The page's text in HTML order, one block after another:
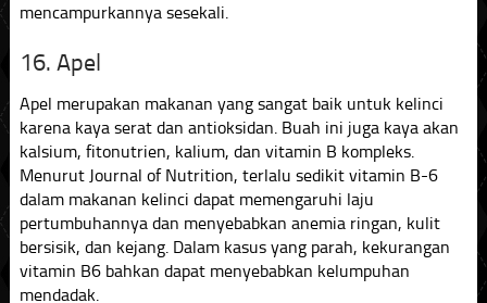
mencampurkannya sesekali.
16. Apel
Apel merupakan makanan yang sangat baik untuk kelinci
karena kaya serat dan antioksidan. Buah ini juga kaya akan
kalsium, fitonutrien, kalium, dan vitamin B kompleks.
Menurut Journal of Nutrition, terlalu sedikit vitamin B-6
dalam makanan kelinci dapat memengaruhi laju
pertumbuhannya dan menyebabkan anemia ringan, kulit
bersisik, dan kejang. Dalam kasus yang parah, kekurangan
vitamin B6 bahkan dapat menyebabkan kelumpuhan
mendadak.